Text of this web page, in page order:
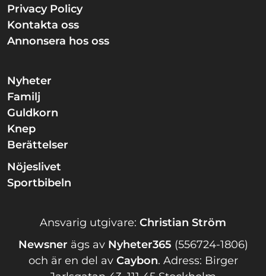
Privacy Policy
Kontakta oss
Annonsera hos oss
Nyheter
Familj
Guldkorn
Knep
Berättelser
Nöjeslivet
Sportbibeln
Ansvarig utgivare: Christian Ström
Newsner ägs av Nyheter365 (556724-1806)
och är en del av Caybon. Adress: Birger